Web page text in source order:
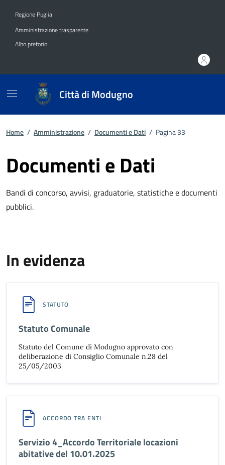
Regione Puglia
Amministrazione trasparente
Albo pretorio
Città di Modugno
Home / Amministrazione / Documenti e Dati / Pagina 33
Documenti e Dati
Bandi di concorso, avvisi, graduatorie, statistiche e documenti
pubblici.
In evidenza
STATUTO
Statuto Comunale
Statuto del Comune di Modugno approvato con
deliberazione di Consiglio Comunale n.28 del
25/05/2003
ACCORDO TRA ENTI
Servizio 4_Accordo Territoriale locazioni
abitative del 10.01.2025